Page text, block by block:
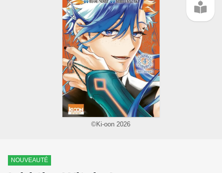
©Ki-oon 2026
NOUVEAUTÉ